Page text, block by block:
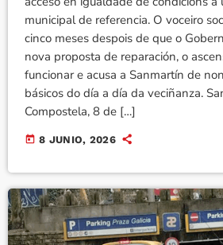
municipal de referencia. O voceiro
cinco meses despois de que o
nova proposta de reparación, o
funcionar e acusa a Sanmartín de
básicos do día a día da veciñanza.
Compostela, 8 de […]
today 8 JUNIO, 2026